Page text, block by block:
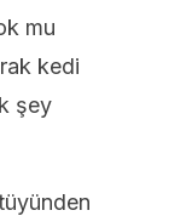
mu
kedi
şey